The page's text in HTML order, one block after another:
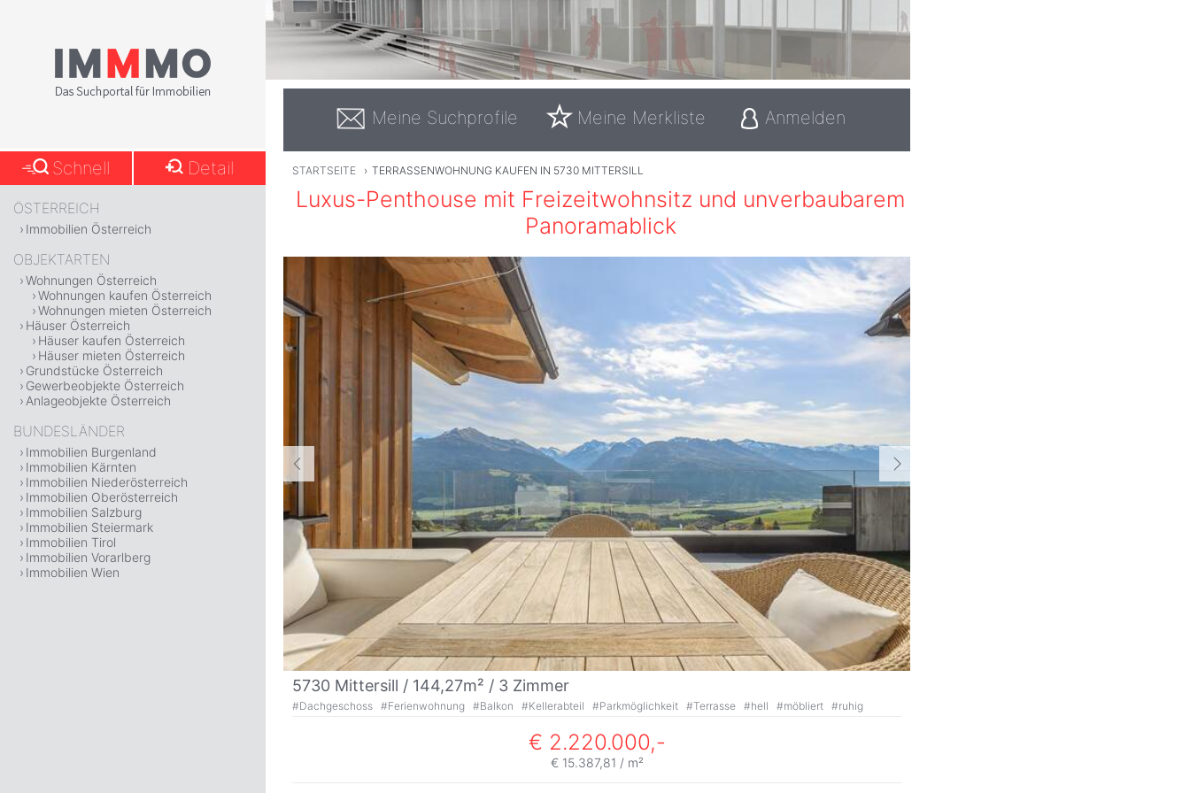
Meine Suchprofile Meine Merkliste Anmelden
STARTSEITE › TERRASSENWOHNUNG KAUFEN IN 5730 MITTERSILL
Luxus-Penthouse mit Freizeitwohnsitz und unverbaubarem
Panoramablick
5730 Mittersill / 144,27m² / 3 Zimmer
#Dachgeschoss #Ferienwohnung #Balkon #Kellerabteil #Parkmöglichkeit #Terrasse #hell #möbliert #ruhig
€ 2.220.000,-
€ 15.387,81 / m²
Schnell Detail
ÖSTERREICH
Immobilien Österreich
OBJEKTARTEN
Wohnungen Österreich
Wohnungen kaufen Österreich
Wohnungen mieten Österreich
Häuser Österreich
Häuser kaufen Österreich
Häuser mieten Österreich
Grundstücke Österreich
Gewerbeobjekte Österreich
Anlageobjekte Österreich
BUNDESLÄNDER
Immobilien Burgenland
Immobilien Kärnten
Immobilien Niederösterreich
Immobilien Oberösterreich
Immobilien Salzburg
Immobilien Steiermark
Immobilien Tirol
Immobilien Vorarlberg
Immobilien Wien